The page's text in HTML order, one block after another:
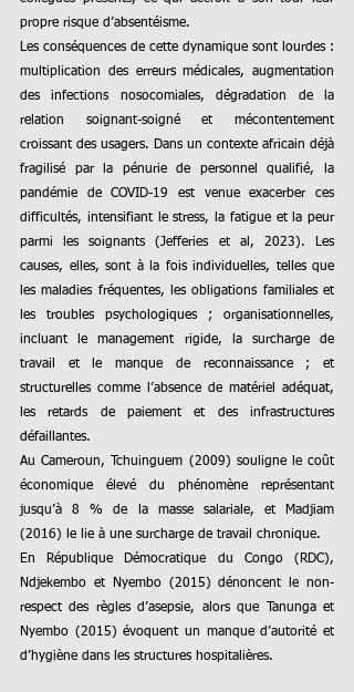
propre risque d’absentéisme.
Les conséquences de cette dynamique sont lourdes :
multiplication des erreurs médicales, augmentation
des infections nosocomiales, dégradation de la
relation soignant-soigné et mécontentement
croissant des usagers. Dans un contexte africain déjà
fragilisé par la pénurie de personnel qualifié, la
pandémie de COVID-19 est venue exacerber ces
difficultés, intensifiant le stress, la fatigue et la peur
parmi les soignants (Jefferies et al, 2023). Les
causes, elles, sont à la fois individuelles, telles que
les maladies fréquentes, les obligations familiales et
les troubles psychologiques ; organisationnelles,
incluant le management rigide, la surcharge de
travail et le manque de reconnaissance ; et
structurelles comme l’absence de matériel adéquat,
les retards de paiement et des infrastructures
défaillantes.
Au Cameroun, Tchuinguem (2009) souligne le coût
économique élevé du phénomène représentant
jusqu’à 8 % de la masse salariale, et Madjiam
(2016) le lie à une surcharge de travail chronique.
En République Démocratique du Congo (RDC),
Ndjekembo et Nyembo (2015) dénoncent le non-
respect des règles d’asepsie, alors que Tanunga et
Nyembo (2015) évoquent un manque d’autorité et
d’hygiène dans les structures hospitalières.